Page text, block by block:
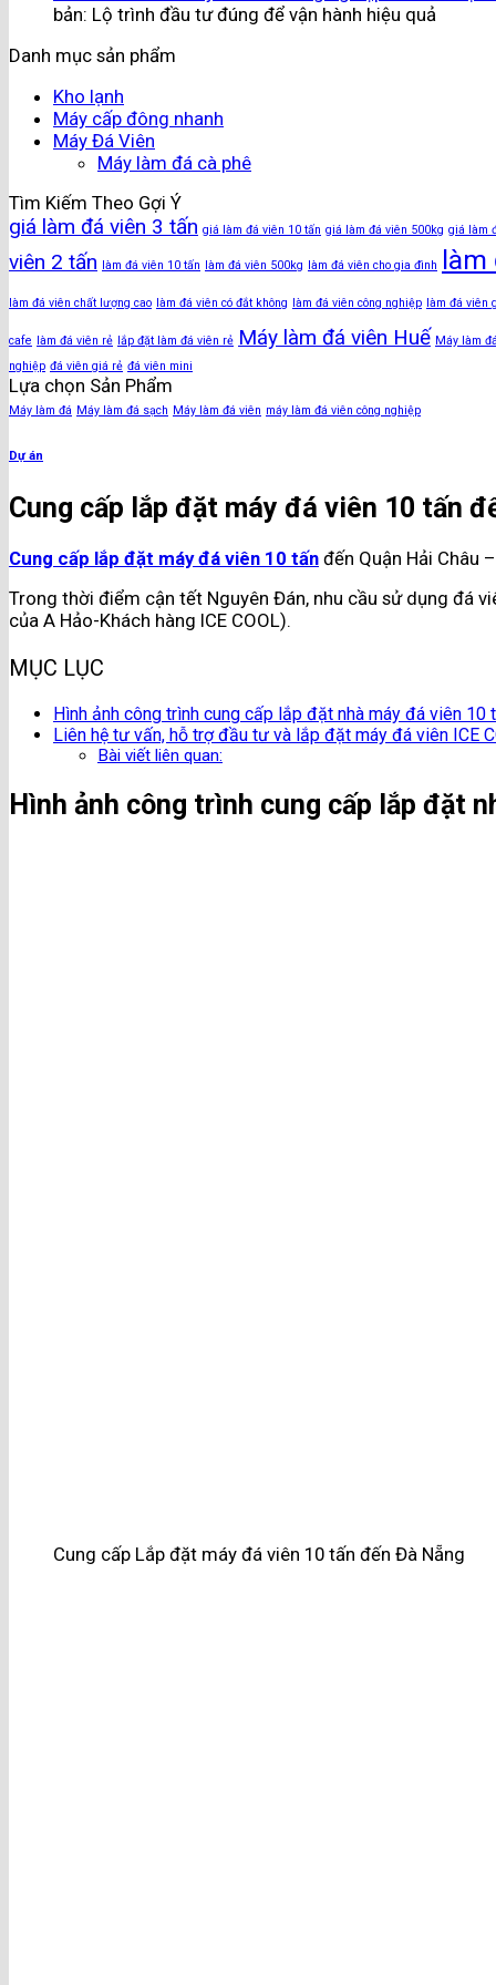
bản: Lộ trình đầu tư đúng để vận hành hiệu quả
Danh mục sản phẩm
Kho lạnh
Máy cấp đông nhanh
Máy Đá Viên
Máy làm đá cà phê
Tìm Kiếm Theo Gợi Ý
giá làm đá viên 3 tấn giá làm đá viên 10 tấn giá làm đá viên 500kg giá làm
viên 2 tấn
làm đá viên 10 tấn làm đá viên 500kg làm đá viên cho gia đình làm
làm đá viên chất lượng cao làm đá viên có đắt không làm đá viên công nghiệp làm đá viên
cafe làm đá viên rẻ lắp đặt làm đá viên rẻ Máy làm đá viên Huế Máy làm
nghiệp đá viên giá rẻ đá viên mini
Lựa chọn Sản Phẩm
Máy làm đá Máy làm đá sạch Máy làm đá viên máy làm đá viên công nghiệp
Dự án
Cung cấp lắp đặt máy đá viên 10 tấn
Cung cấp lắp đặt máy đá viên 10 tấn đến Quận Hải Châu
Trong thời điểm cận tết Nguyên Đán, nhu cầu sử dụng đá
của A Hảo-Khách hàng ICE COOL).
MỤC LỤC
Hình ảnh công trình cung cấp lắp đặt nhà máy đá viên 10
Liên hệ tư vấn, hỗ trợ đầu tư và lắp đặt máy đá viên ICE
Bài viết liên quan:
Hình ảnh công trình cung cấp lắp đặt
Cung cấp Lắp đặt máy đá viên 10 tấn đến Đà Nẵng